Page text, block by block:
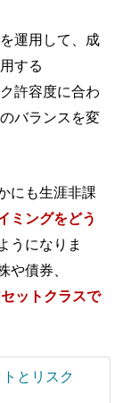
運用して、成
する
許容度に合わ
バランスを変
にも生涯非課
ミングをどう
うになりま
債券、
ットクラスで
とリスク